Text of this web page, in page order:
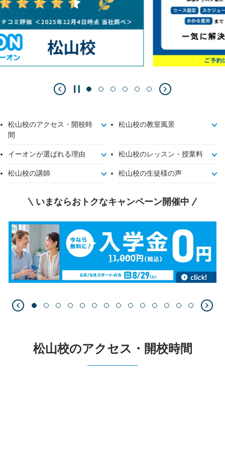
松山校のアクセス・開校時
間
松山校の教室風景
イーオンが選ばれる理由 松山校のレッスン・授業料
松山校の講師 松山校の生徒様の声
いまならおトクなキャンペーン開催中
松山校のアクセス・開校時間